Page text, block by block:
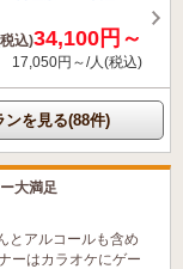
込)34,100円～
17,050円～/人(税込)
ンを見る(88件)
大満足
とアルコールも含め
ーはカラオケにゲー